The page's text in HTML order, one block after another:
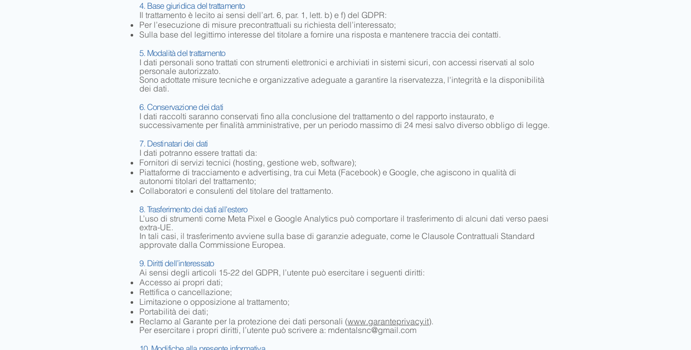
4. Base giuridica del trattamento
Il trattamento è lecito ai sensi dell’art. 6, par. 1, lett. b) e f) del GDPR:
Per l’esecuzione di misure precontrattuali su richiesta dell’interessato;
Sulla base del legittimo interesse del titolare a fornire una risposta e mantenere traccia dei contatti.
5. Modalità del trattamento
I dati personali sono trattati con strumenti elettronici e archiviati in sistemi sicuri, con accessi riservati al solo
personale autorizzato.
Sono adottate misure tecniche e organizzative adeguate a garantire la riservatezza, l'integrità e la disponibilità
dei dati.
6. Conservazione dei dati
I dati raccolti saranno conservati fino alla conclusione del trattamento o del rapporto instaurato, e
successivamente per finalità amministrative, per un periodo massimo di 24 mesi salvo diverso obbligo di legge.
7. Destinatari dei dati
I dati potranno essere trattati da:
Fornitori di servizi tecnici (hosting, gestione web, software);
Piattaforme di tracciamento e advertising, tra cui Meta (Facebook) e Google, che agiscono in qualità di
autonomi titolari del trattamento;
Collaboratori e consulenti del titolare del trattamento.
8. Trasferimento dei dati all'estero
L’uso di strumenti come Meta Pixel e Google Analytics può comportare il trasferimento di alcuni dati verso paesi
extra-UE.
In tali casi, il trasferimento avviene sulla base di garanzie adeguate, come le Clausole Contrattuali Standard
approvate dalla Commissione Europea.
9. Diritti dell’interessato
Ai sensi degli articoli 15-22 del GDPR, l’utente può esercitare i seguenti diritti:
Accesso ai propri dati;
Rettifica o cancellazione;
Limitazione o opposizione al trattamento;
Portabilità dei dati;
Reclamo al Garante per la protezione dei dati personali (www.garanteprivacy.it).
Per esercitare i propri diritti, l’utente può scrivere a: mdentalsnc@gmail.com